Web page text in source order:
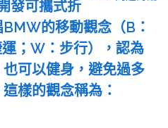
發可攜式折
的移動觀念（B：
；W：步行），認為
可以健身，避免過多
這樣的觀念稱為：